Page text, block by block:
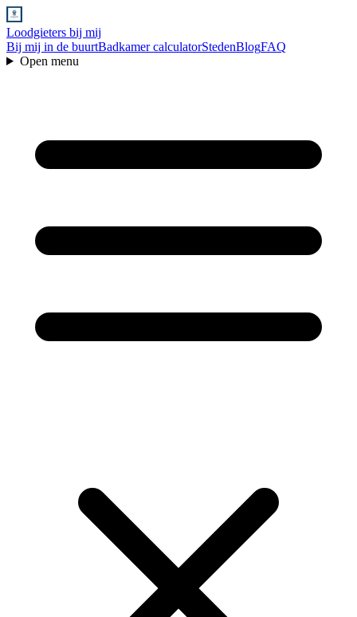
Loodgieters bij mij
Bij mij in de buurtBadkamer calculatorStedenBlogFAQ
Open menu